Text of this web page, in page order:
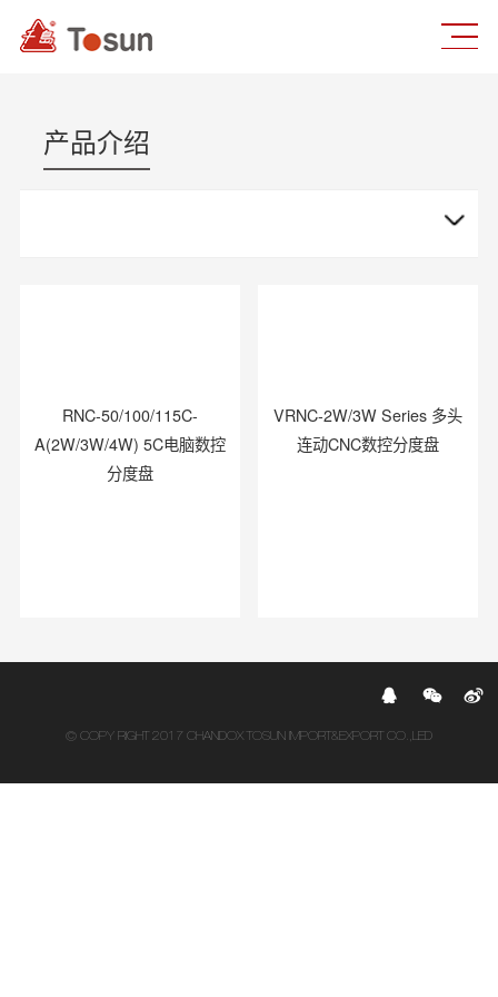
产品介绍
RNC-50/100/115C-
A(2W/3W/4W) 5C电脑数控
分度盘
VRNC-2W/3W Series 多头
连动CNC数控分度盘
© COPY RIGHT 2017 CHANDOX TOSUN IMPORT&EXPORT CO.,LED